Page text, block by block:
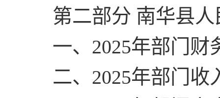
第二部分 南华县
一、2025年部门财
二、2025年部门收